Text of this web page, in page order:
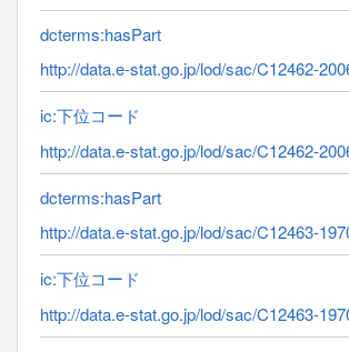
dcterms:hasPart
http://data.e-stat.go.jp/lod/sac/C12462-
ic:下位コード
http://data.e-stat.go.jp/lod/sac/C12462-
dcterms:hasPart
http://data.e-stat.go.jp/lod/sac/C12463-
ic:下位コード
http://data.e-stat.go.jp/lod/sac/C12463-